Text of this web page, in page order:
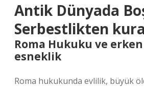
Antik Dünyada
Serbestlikten
Roma Hukuku ve
esneklik
Roma hukukunda evlilik, büyük